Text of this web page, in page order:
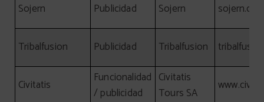
Sojern Publicidad Sojern
Tribalfusion Publicidad Tribalfusion
Civitatis
Funcionalidad
/ publicidad
Civitatis
Tours SA